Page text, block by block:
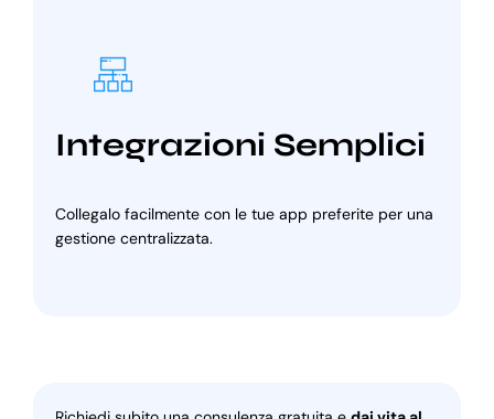
Integrazioni Semplici
Collegalo facilmente con le tue app preferite per una
gestione centralizzata.